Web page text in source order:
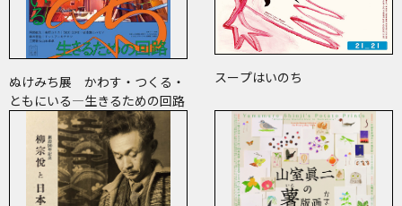
ぬけみち展 かわす・つくる・
ともにいる―生きるための回路
スープはいのち